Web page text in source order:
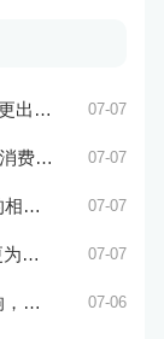
系统 07-07
权益 07-07
能 07-07
能 07-07
式 07-06